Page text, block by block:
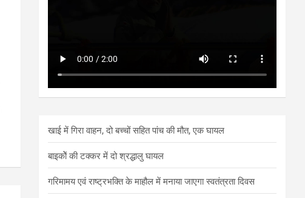
खाई में गिरा वाहन, दो बच्चों सहित पांच की मौत, एक घायल
बाइकोें की टक्कर में दो श्रद्धालु घायल
गरिमामय एवं राष्ट्रभक्ति के माहौल में मनाया जाएगा स्वतंत्रता दिवस